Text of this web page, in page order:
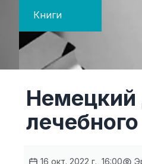
Книги
Немецкий
16 окт. 2022 г., 16:00